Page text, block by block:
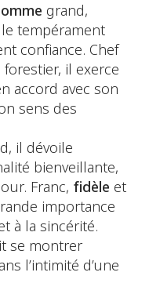
grand,
tempérament
confiance. Chef
il exerce
accord avec son
sens des
il dévoile
bienveillante,
Franc, fidèle et
importance
à la sincérité.
se montrer
l’intimité d’une